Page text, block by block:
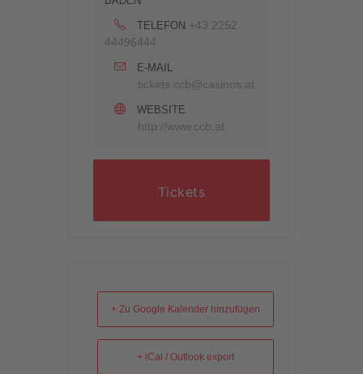
TELEFON +43 2252
44496444
E-MAIL
tickets.ccb@casinos.at
WEBSITE
http://www.ccb.at
Tickets
+ Zu Google Kalender hinzufügen
+ iCal / Outlook export